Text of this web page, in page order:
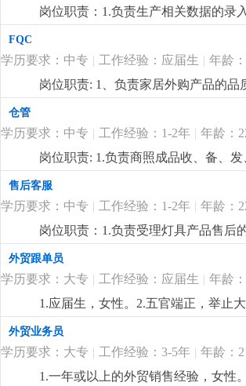
业外贸业务线上或线下开拓经验；
会经验，有业绩结果。4、有激情阳
司有成熟的研发和制造能力；目前
+奖金，优秀者薪资面议）。更详细 ...
岗位职责：1.负责生产相关数据的录
优先成品进仓、车间退不良品单、
单、纸箱泡沫出账单3.每周周末打
签字后，当天必须调完账；5.仓库抽
成上级交办的其他生产支持类工作。
合团队完成工作任务； 3. 熟练使用
相关工作经验者优先；5. 工作细致
排； 一定的抗压能力，适应加班（
FQC
学历要求：中专 | 工作经验：应届生 | 年龄
岗位职责: 1、负责家居外购产品的
求；3、持续改进产品质量，提升客
灯等灯饰产品行业检验标准；2、能
备良好的观察力和细致的工作态度。
仓管
学历要求：中专 | 工作经验：1-2年 | 年龄：
岗位职责: 1.负责商照成品收、备、
位要求:1.责任心强、细心、严谨，
验优先；4.熟悉erp及基础电脑操作。
售后客服
学历要求：中专 | 工作经验：1-2年 | 年龄：
岗位职责：1.负责受理灯具产品售后
答问题和意见记录整理存档及向上
办的其他事项。岗位要求：1.中专以
细心负责，沟通能力强，有团队合
快递异常、退款、退货、投诉等优先
外贸跟单员
学历要求：大专 | 工作经验：应届生 | 年龄
1.应届生，女性。2.五官端正，举止
或国贸专业中专或以上学历，英文三
用，待遇从优。4.若表现突出，有提
外贸业务员
学历要求：大专 | 工作经验：3-5年 | 年龄：
1.一年或以上的外贸销售经验，女性